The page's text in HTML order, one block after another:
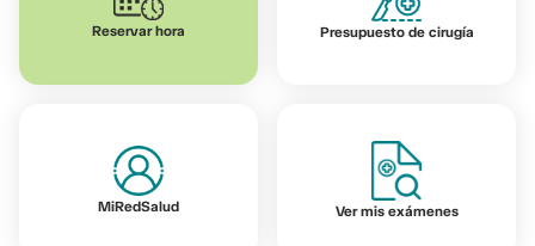
Reservar hora Presupuesto de cirugía
MiRedSalud Ver mis exámenes